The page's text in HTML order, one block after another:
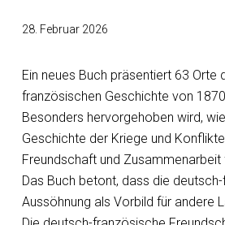
28. Februar 2026
Ein neues Buch präsentiert 63 Orte
französischen Geschichte von
Besonders hervorgehoben wird,
Geschichte der Kriege und
Freundschaft und Zusammenarbeit
Das Buch betont, dass die
Aussöhnung als Vorbild für andere